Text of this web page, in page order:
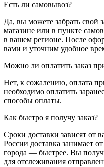
Есть ли самовывоз?
Да, вы можете забрать свой
магазине или в пункте
в вашем регионе. После
вами и уточним удобное
Можно ли оплатить заказ
Нет, к сожалению, оплата
необходимо оплатить
способы оплаты.
Как быстро я получу заказ?
Сроки доставки зависят от
России доставка занимает
города — быстрее. Вы
для отслеживания